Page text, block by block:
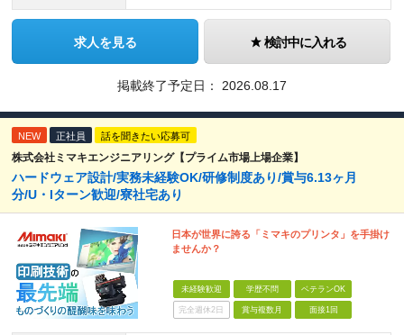
求人を見る 検討中に入れる
掲載終了予定日： 2026.08.17
NEW 正社員 話を聞きたい応募可
株式会社ミマキエンジニアリング【プライム市場上場企業】
ハードウェア設計/実務未経験OK/研修制度あり/賞与6.13ヶ月
分/U・Iターン歓迎/寮社宅あり
日本が世界に誇る「ミマキのプリンタ」を手掛け
ませんか？
未経験歓迎 学歴不問 ベテランOK
完全週休2日 賞与複数月 面接1回